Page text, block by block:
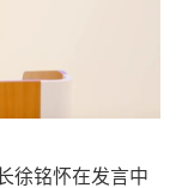
徐铭怀在发言中